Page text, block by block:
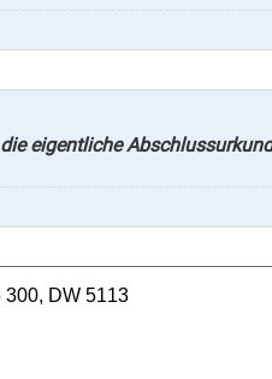
eigentliche
300, DW 5113